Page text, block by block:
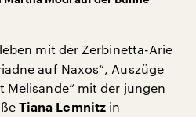
mit der Zerbinetta-Arie
auf Naxos“, Auszüge
Melisande“ mit der jungen
Tiana Lemnitzin